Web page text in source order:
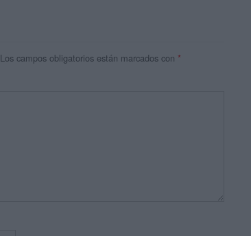
Los campos obligatorios están marcados con *